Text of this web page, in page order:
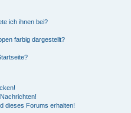
ich ihnen bei?
farbig dargestellt?
dieses Forums erhalten!